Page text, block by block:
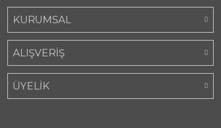
KURUMSAL
ALIŞVERİŞ
ÜYELİK